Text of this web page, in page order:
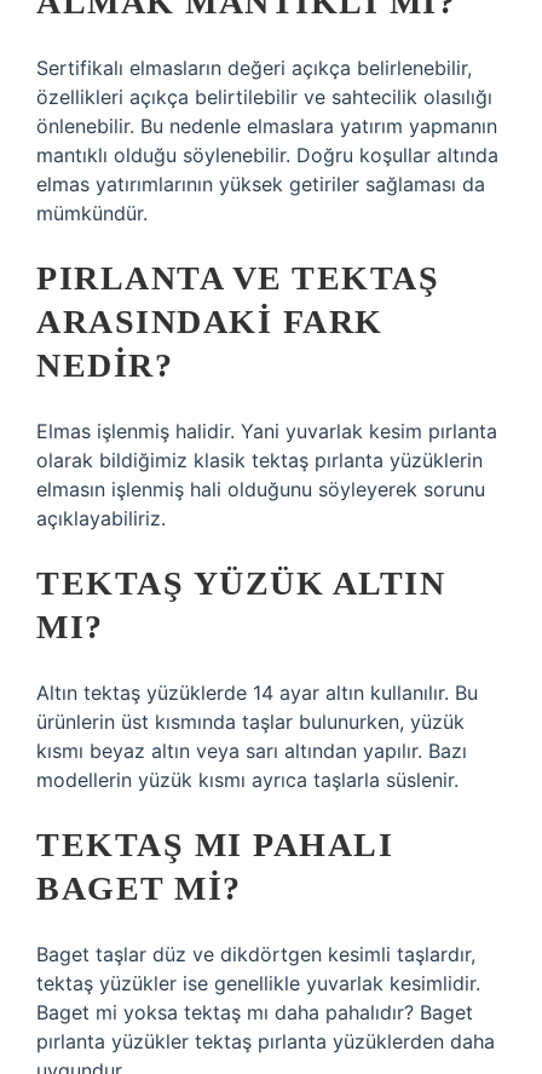
Sertifikalı elmasların değeri açıkça belirlenebilir,
özellikleri açıkça belirtilebilir ve sahtecilik olasılığı
önlenebilir. Bu nedenle elmaslara yatırım yapmanın
mantıklı olduğu söylenebilir. Doğru koşullar altında
elmas yatırımlarının yüksek getiriler sağlaması da
mümkündür.
PIRLANTA VE TEKTAŞ
ARASINDAKI FARK
NEDIR?
Elmas işlenmiş halidir. Yani yuvarlak kesim pırlanta
olarak bildiğimiz klasik tektaş pırlanta yüzüklerin
elmasın işlenmiş hali olduğunu söyleyerek sorunu
açıklayabiliriz.
TEKTAŞ YÜZÜK ALTIN
MI?
Altın tektaş yüzüklerde 14 ayar altın kullanılır. Bu
ürünlerin üst kısmında taşlar bulunurken, yüzük
kısmı beyaz altın veya sarı altından yapılır. Bazı
modellerin yüzük kısmı ayrıca taşlarla süslenir.
TEKTAŞ MI PAHALI
BAGET MI?
Baget taşlar düz ve dikdörtgen kesimli taşlardır,
tektaş yüzükler ise genellikle yuvarlak kesimlidir.
Baget mi yoksa tektaş mı daha pahalıdır? Baget
pırlanta yüzükler tektaş pırlanta yüzüklerden daha